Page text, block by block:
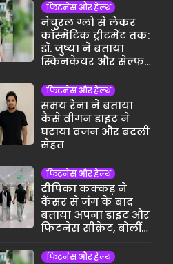
फिटनेस और हेल्थ
नेचुरल ग्लो से लेकर
कॉस्मेटिक ट्रीटमेंट तक:
डॉ. जुष्या ने बताया
स्किनकेयर और सेल्फ-
मतलब
फिटनेस और हेल्थ
समय रैना ने बताया
कैसे वीगन डाइट ने
घटाया वजन और बदली
सेहत
फिटनेस और हेल्थ
दीपिका कक्कड़ ने
कैंसर से जंग के बाद
बताया अपना डाइट और
फिटनेस सीक्रेट, बोलीं-
बदली जिंदगी
फिटनेस और हेल्थ